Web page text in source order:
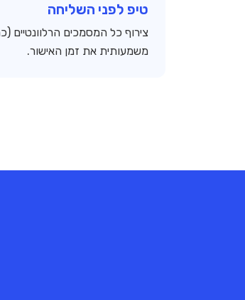
טיפ לפני השליחה
צירוף כל המסמכים
משמעותית את זמן האישור.